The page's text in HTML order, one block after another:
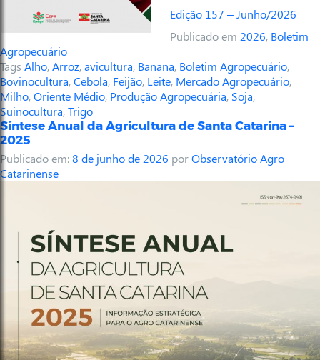
Edição 157 – Junho/2026
Publicado em 2026, Boletim
Agropecuário
Tags Alho,Arroz,avicultura, Banana, Boletim Agropecuário,
Bovinocultura,Cebola, Feijão, Leite, Mercado Agropecuário,
Milho,Oriente Médio, Produção Agropecuária, Soja,
Suinocultura,Trigo
Síntese Anual da Agricultura de Santa Catarina –
2025
Publicado em:8 de junho de 2026 porObservatório Agro
Catarinense